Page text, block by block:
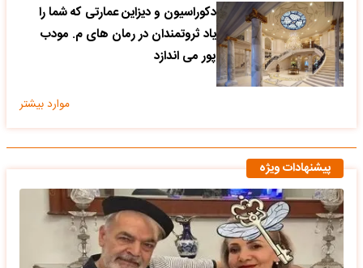
دکوراسیون و دیزاین عمارتی که شما را
یاد ثروتمندان در رمان های م. مودب
پور می اندازد
موارد بیشتر
پیشنهادات ویژه